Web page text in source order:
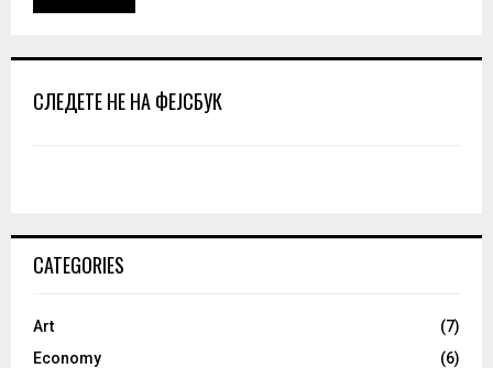
СЛЕДЕТЕ НЕ НА ФЕЈСБУК
CATEGORIES
Art
(7)
Economy
(6)